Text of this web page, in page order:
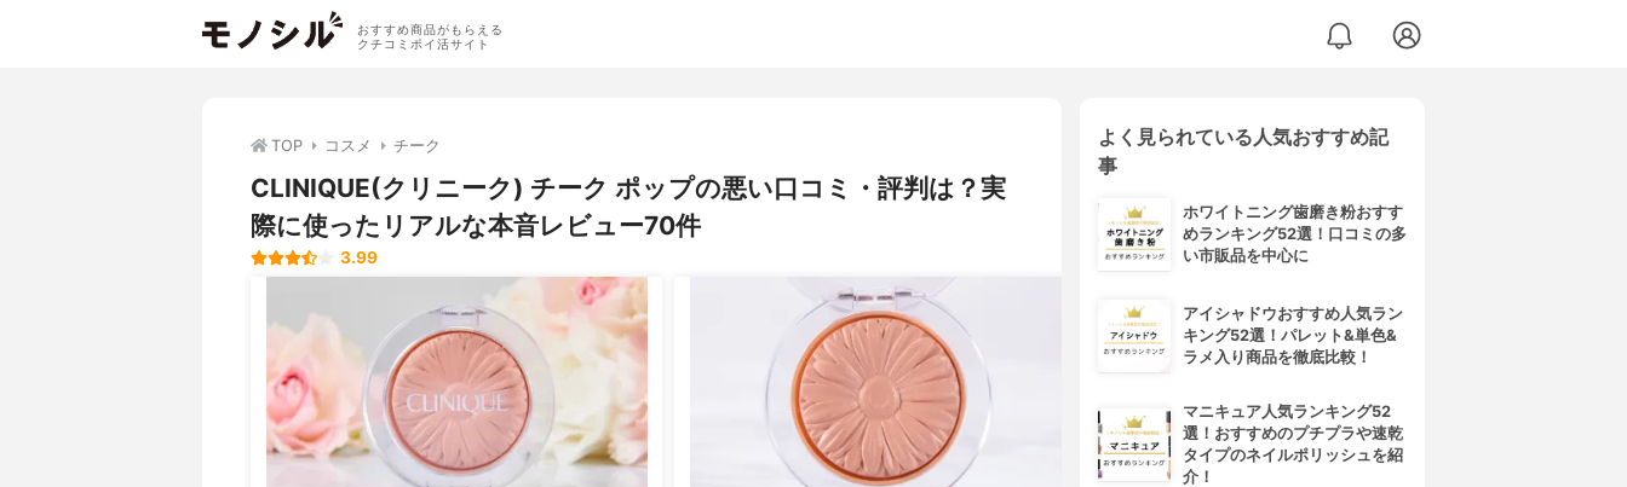
おすすめ商品がもらえる
クチコミポイ活サイト
TOP コスメ チーク
CLINIQUE(クリニーク) チーク ポップの悪い口コミ・評判は？実
際に使ったリアルな本音レビュー70件
3.99
よく見られている人気おすすめ記
事
ホワイトニング歯磨き粉おすす
めランキング52選！口コミの多
い市販品を中心に
アイシャドウおすすめ人気ラン
キング52選！パレット&単色&
ラメ入り商品を徹底比較！
マニキュア人気ランキング52
選！おすすめのプチプラや速乾
タイプのネイルポリッシュを紹
介！